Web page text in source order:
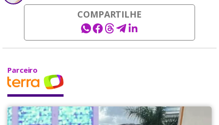
COMPARTILHE
Parceiro